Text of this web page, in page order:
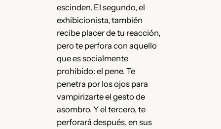
escinden. El segundo, el
exhibicionista, también
recibe placer de tu reacción,
pero te perfora con aquello
que es socialmente
prohibido: el pene. Te
penetra por los ojos para
vampirizarte el gesto de
asombro. Y el tercero, te
perforará después, en sus